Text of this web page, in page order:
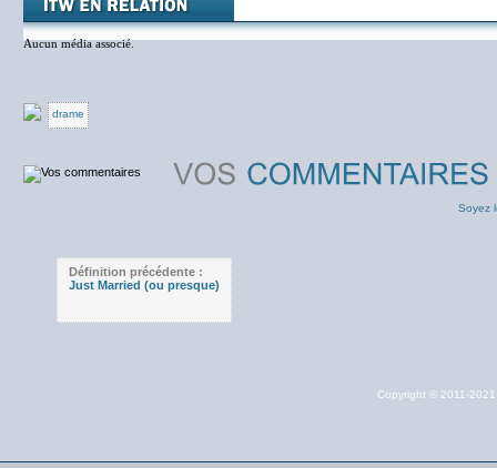
Aucun média associé.
drame
Soyez
Définition précédente :
Just Married (ou presque)
Copyright © 2011-